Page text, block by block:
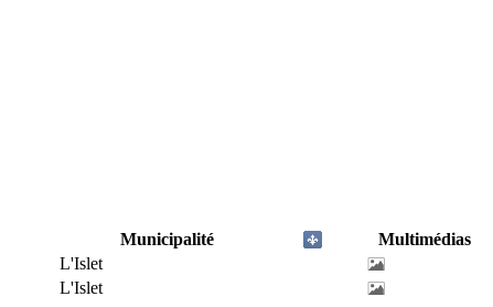
Municipalité
Multimédias
L'Islet
L'Islet